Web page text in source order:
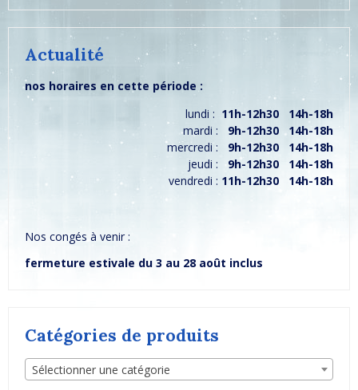
Actualité
nos horaires en cette période :
lundi : 11h-12h30 14h-18h
mardi : 9h-12h30 14h-18h
mercredi : 9h-12h30 14h-18h
jeudi : 9h-12h30 14h-18h
vendredi : 11h-12h30 14h-18h
Nos congés à venir :
fermeture estivale du 3 au 28 août inclus
Catégories de produits
Sélectionner une catégorie